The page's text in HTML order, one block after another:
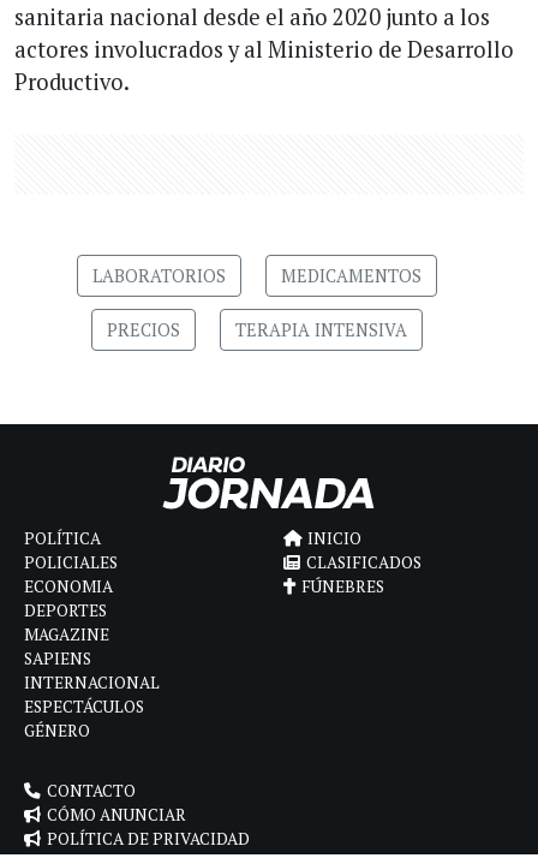
sanitaria nacional desde el año 2020 junto a los
actores involucrados y al Ministerio de Desarrollo
Productivo.
LABORATORIOS MEDICAMENTOS
PRECIOS TERAPIA INTENSIVA
POLÍTICA
POLICIALES
ECONOMIA
DEPORTES
MAGAZINE
SAPIENS
INTERNACIONAL
ESPECTÁCULOS
GÉNERO
INICIO
CLASIFICADOS
FÚNEBRES
CONTACTO
CÓMO ANUNCIAR
POLÍTICA DE PRIVACIDAD